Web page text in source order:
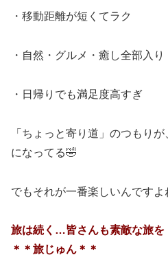
・移動距離が短くてラク
・自然・グルメ・癒し全部入り
・日帰りでも満足度高すぎ
「ちょっと寄り道」のつもり
になってる🤣
でもそれが一番楽しいんですよ
旅は続く…皆さんも素敵な旅を
＊＊旅じゅん＊＊